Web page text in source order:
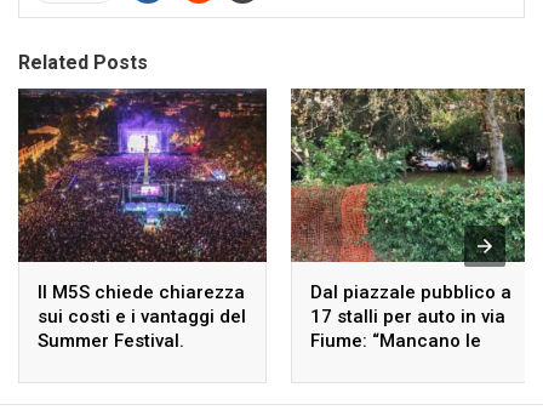
Related Posts
Il M5S chiede chiarezza
sui costi e i vantaggi del
Summer Festival.
Dal piazzale pubblico a
17 stalli per auto in via
Fiume: “Mancano le